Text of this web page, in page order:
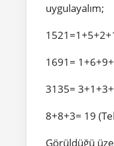
uygulayalım;
1691=
3135=
8+8+3= 19
Görüldüğü